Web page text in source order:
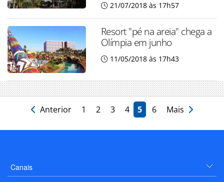
21/07/2018 às 17h57
Resort "pé na areia" chega a
Olímpia em junho
11/05/2018 às 17h43
Anterior 1 2 3 4 5 6 Mais
Canais